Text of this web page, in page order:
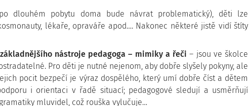
dlouhém pobytu doma bude návrat problematický), děti lze
lékaře, opraváře apod…. Nakonec některé jistě vidí štíty
nástroje pedagoga – mimiky a řeči – jsou ve školce
Pro děti je nutné nejenom, aby dobře slyšely pokyny, ale
pocit bezpečí je výraz dospělého, který umí dobře číst a dětem
i orientaci v řadě situací; pedagogové sledují a usměrňují
mluvidel, což rouška vylučuje…